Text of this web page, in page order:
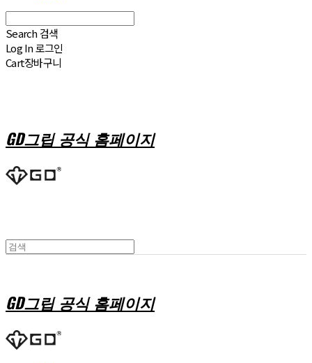
Search 검색
Log In로그인
Cart장바구니
GD그립 공식 홈페이지
GD그립 공식 홈페이지